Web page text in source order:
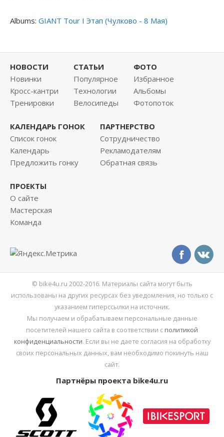
Albums: GIANT Tour I Этап (Чулково - 8 Мая)
НОВОСТИ
Новинки
Кросс-кантри
Тренировки
СТАТЬИ
Популярное
Технологии
Велосипеды
ФОТО
Избранное
Альбомы
Фотопоток
КАЛЕНДАРЬ ГОНОК
Список гонок
Календарь
Предложить гонку
ПАРТНЕРСТВО
Сотрудничество
Рекламодателям
Обратная связь
ПРОЕКТЫ
О сайте
Мастерская
Команда
© bike4u.ru 2002-2016. Материалы сайта могут быть
использованы на других ресурсах без уведомления, но только с
указанием гиперссылки на источник.
Мы получаем и обрабатываем персональные данные
посетителей нашего сайта в соответствии с политикой
конфиденциальности. Если вы не даете согласия на обработку
своих персональных данных, вам необходимо покинуть наш
сайт.
Партнёры проекта bike4u.ru